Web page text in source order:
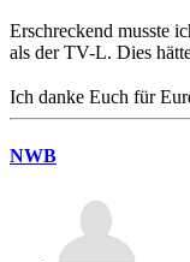
Erschreckend musste
als der TV-L. Dies
Ich danke Euch für
NWB